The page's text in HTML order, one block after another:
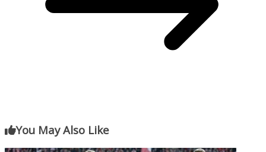
You May Also Like